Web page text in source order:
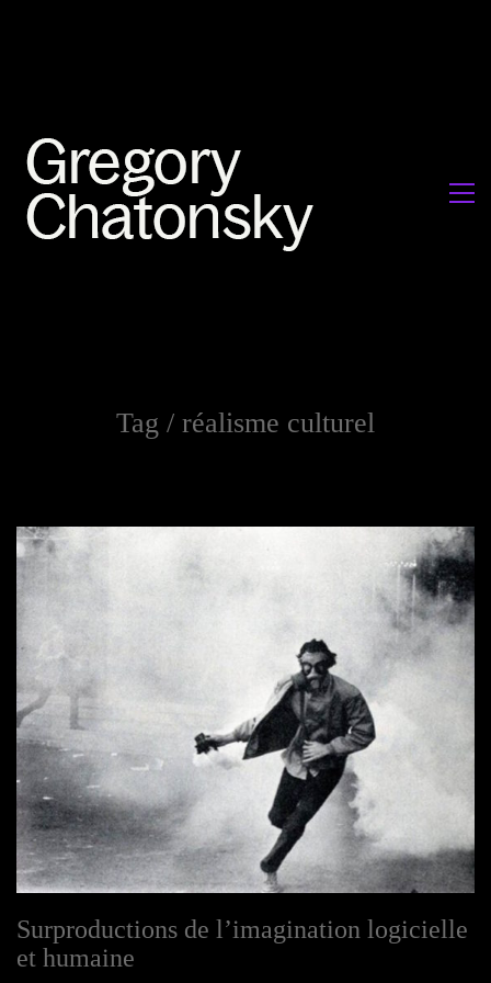
Tag / réalisme culturel
Surproductions de l’imagination logicielle
et humaine